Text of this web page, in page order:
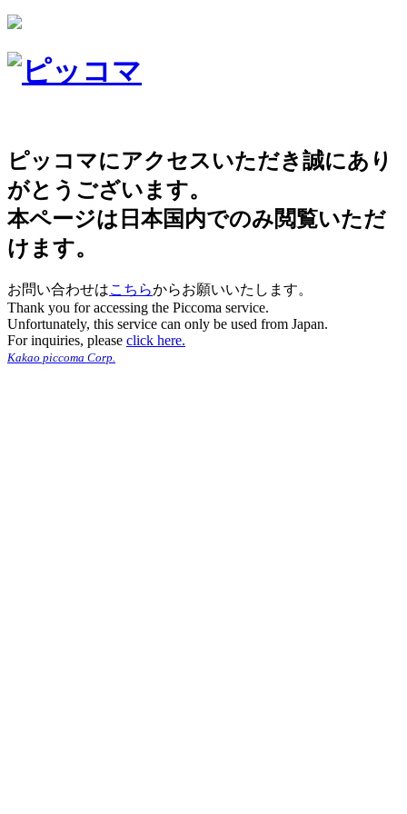
ピッコマにアクセスいただき誠にあり
がとうございます。
本ページは日本国内でのみ閲覧いただ
けます。
お問い合わせはこちらからお願いいたします。
Thank you for accessing the Piccoma service.
Unfortunately, this service can only be used from Japan.
For inquiries, please click here.
Kakao piccoma Corp.